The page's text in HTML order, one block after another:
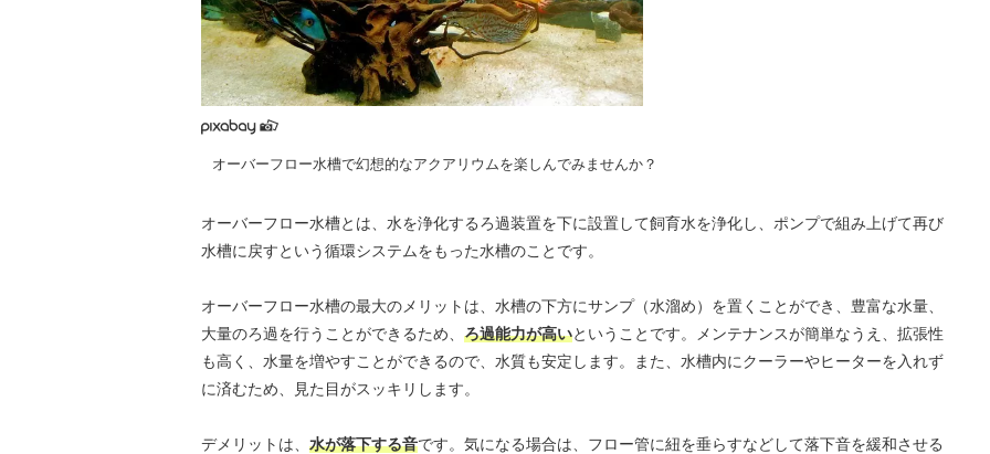
オーバーフロー水槽で幻想的なアクアリウムを楽しんでみませんか？
オーバーフロー水槽とは、水を浄化するろ過装置を下に設置して飼育水を浄化し、ポンプで組み上げて再び
水槽に戻すという循環システムをもった水槽のことです。
オーバーフロー水槽の最大のメリットは、水槽の下方にサンプ（水溜め）を置くことができ、豊富な水量、
大量のろ過を行うことができるため、 ろ過能力が高いということです。メンテナンスが簡単なうえ、拡張性
も高く、水量を増やすことができるので、水質も安定します。また、水槽内にクーラーやヒーターを入れず
に済むため、見た目がスッキリします。
デメリットは、 水が落下する音です。気になる場合は、フロー管に紐を垂らすなどして落下音を緩和させる